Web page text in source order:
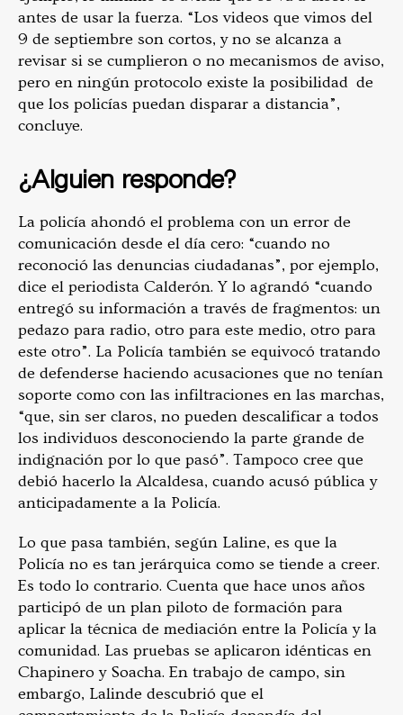
antes de usar la fuerza. “Los videos que vimos del
9 de septiembre son cortos, y no se alcanza a
revisar si se cumplieron o no mecanismos de aviso,
pero en ningún protocolo existe la posibilidad de
que los policías puedan disparar a distancia”,
concluye.
¿Alguien responde?
La policía ahondó el problema con un error de
comunicación desde el día cero: “cuando no
reconoció las denuncias ciudadanas”, por ejemplo,
dice el periodista Calderón. Y lo agrandó “cuando
entregó su información a través de fragmentos: un
pedazo para radio, otro para este medio, otro para
este otro”. La Policía también se equivocó tratando
de defenderse haciendo acusaciones que no tenían
soporte como con las infiltraciones en las marchas,
“que, sin ser claros, no pueden descalificar a todos
los individuos desconociendo la parte grande de
indignación por lo que pasó”. Tampoco cree que
debió hacerlo la Alcaldesa, cuando acusó pública y
anticipadamente a la Policía.
Lo que pasa también, según Laline, es que la
Policía no es tan jerárquica como se tiende a creer.
Es todo lo contrario. Cuenta que hace unos años
participó de un plan piloto de formación para
aplicar la técnica de mediación entre la Policía y la
comunidad. Las pruebas se aplicaron idénticas en
Chapinero y Soacha. En trabajo de campo, sin
embargo, Lalinde descubrió que el